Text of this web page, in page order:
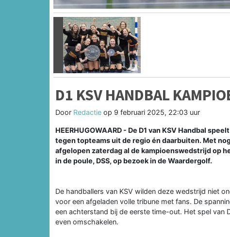
Vorige
D1 KSV HANDBAL
Door Redactie op 9 februari 2025, 22:03 uur
HEERHUGOWAARD - De D1 van KSV Handbal
tegen topteams uit de regio én daarbuiten. Met
afgelopen zaterdag al de kampioenswedstrijd op
in de poule, DSS, op bezoek in de Waardergolf.
De handballers van KSV wilden deze wedstrijd niet
voor een afgeladen volle tribune met fans. De
een achterstand bij de eerste time-out. Het spel van
even omschakelen.